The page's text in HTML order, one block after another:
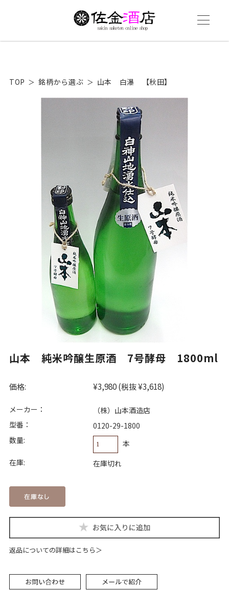
TOP 銘柄から選ぶ 山本 白瀑 【秋田】
山本 純米吟醸生原酒 7号酵母 1800ml
価格: ¥3,980(税抜 ¥3,618)
メーカー：
（株）山本酒造店
型番：
0120-29-1800
数量:
本
在庫:
在庫切れ
返品についての詳細はこちら